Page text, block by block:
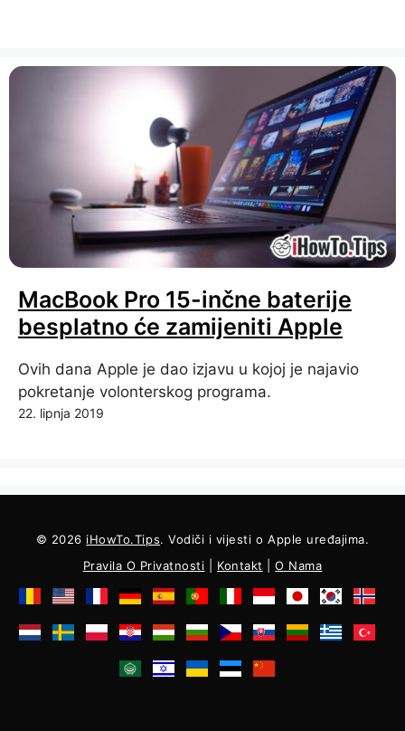
MacBook Pro 15-inčne baterije
besplatno će zamijeniti Apple
Ovih dana Apple je dao izjavu u kojoj je najavio
pokretanje volonterskog programa.
22. lipnja 2019
© 2026 iHowTo.Tips. Vodiči i vijesti o Apple uređajima.
Pravila O Privatnosti
Kontakt |O Nama